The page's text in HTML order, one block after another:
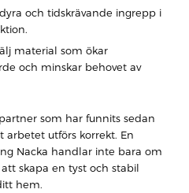
och tidskrävande ingrepp i
material som ökar
och minskar behovet av
som har funnits sedan
arbetet utförs korrekt. En
Nacka handlar inte bara om
skapa en tyst och stabil
hem.